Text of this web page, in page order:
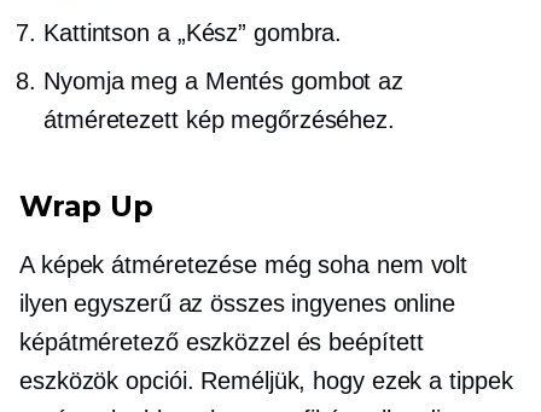
Kattintson a „Kész” gombra.
Nyomja meg a Mentés gombot az
átméretezett kép megőrzéséhez.
Wrap Up
A képek átméretezése még soha nem volt
ilyen egyszerű az összes ingyenes online
képátméretező eszközzel és beépített
eszközök opciói. Reméljük, hogy ezek a tippek